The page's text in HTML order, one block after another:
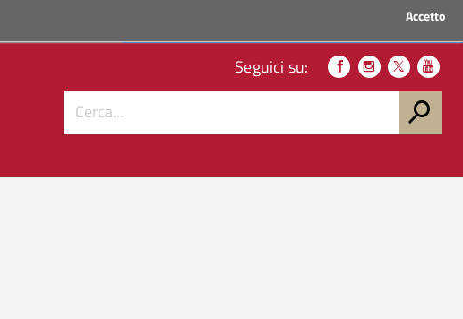
Accetto
Seguici su: